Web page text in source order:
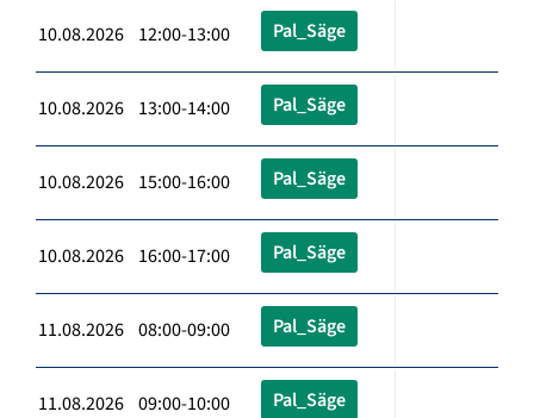
10.08.2026 12:00-13:00 Pal_Säge
10.08.2026 13:00-14:00 Pal_Säge
10.08.2026 15:00-16:00 Pal_Säge
10.08.2026 16:00-17:00 Pal_Säge
11.08.2026 08:00-09:00 Pal_Säge
11.08.2026 09:00-10:00 Pal_Säge